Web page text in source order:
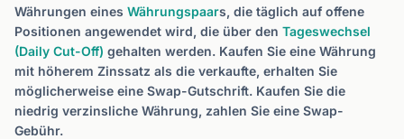
Währungen eines Währungspaars, die täglich auf offene
Positionen angewendet wird, die über den Tageswechsel
(Daily Cut-Off) gehalten werden. Kaufen Sie eine Währung
mit höherem Zinssatz als die verkaufte, erhalten Sie
möglicherweise eine Swap-Gutschrift. Kaufen Sie die
niedrig verzinsliche Währung, zahlen Sie eine Swap-
Gebühr.